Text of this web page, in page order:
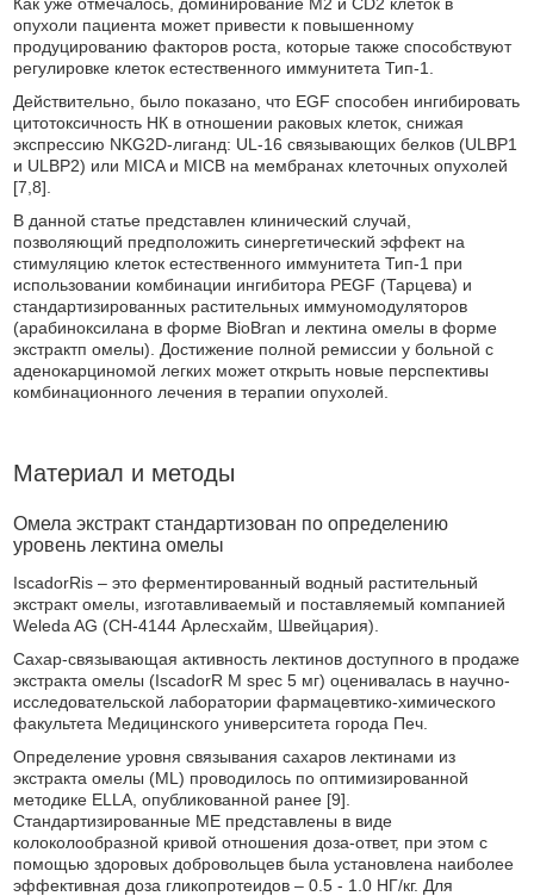
опухоли пациента может привести к повышенному
продуцированию факторов роста, которые также способствуют
регулировке клеток естественного иммунитета Тип-1.
Действительно, было показано, что EGF способен ингибировать
цитотоксичность НК в отношении раковых клеток, снижая
экспрессию NKG2D-лиганд: UL-16 связывающих белков (ULBP1
и ULBP2) или MICA и MICB на мембранах клеточных опухолей
[7,8].
В данной статье представлен клинический случай,
позволяющий предположить синергетический эффект на
стимуляцию клеток естественного иммунитета Тип-1 при
использовании комбинации ингибитора РEGF (Тарцева) и
стандартизированных растительных иммуномодуляторов
(арабиноксилана в форме BioBran и лектина омелы в форме
экстрактп омелы). Достижение полной ремиссии у больной с
аденокарциномой легких может открыть новые перспективы
комбинационного лечения в терапии опухолей.
Материал и методы
Омела экстракт стандартизован по определению
уровень лектина омелы
IscadorRis – это ферментированный водный растительный
экстракт омелы, изготавливаемый и поставляемый компанией
Weleda AG (СН-4144 Арлесхайм, Швейцария).
Сахар-связывающая активность лектинов доступного в продаже
экстракта омелы (IscadorR М spec 5 мг) оценивалась в научно-
исследовательской лаборатории фармацевтико-химического
факультета Медицинского университета города Печ.
Определение уровня связывания сахаров лектинами из
экстракта омелы (ML) проводилось по оптимизированной
методике ELLA, опубликованной ранее [9].
Стандартизированные ME представлены в виде
колоколообразной кривой отношения доза-ответ, при этом с
помощью здоровых добровольцев была установлена наиболее
эффективная доза гликопротеидов – 0.5 - 1.0 НГ/кг. Для